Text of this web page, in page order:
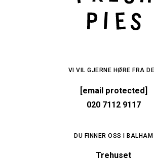
VI VIL GJERNE HØRE FRA
[email protected]
020 7112 9117
DU FINNER OSS I BALHAM
Trehuset